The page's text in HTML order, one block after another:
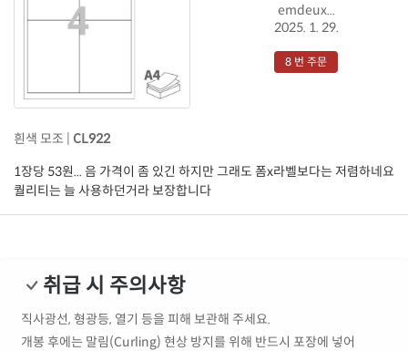
emdeux...
2025. 1. 29.
8 번 주문
흰색 모조 | CL922
1장당 53원... 음 가격이 좀 있긴 하지만 그래도 폼x라벨보다는 저렴하네요
퀄리티는 늘 사용하던거라 보장합니다
취급 시 주의사항
직사광선, 형광등, 열기 등을 피해 보관해 주세요.
개봉 후에는 말림(Curling) 현상 방지를 위해 반드시 포장에 넣어